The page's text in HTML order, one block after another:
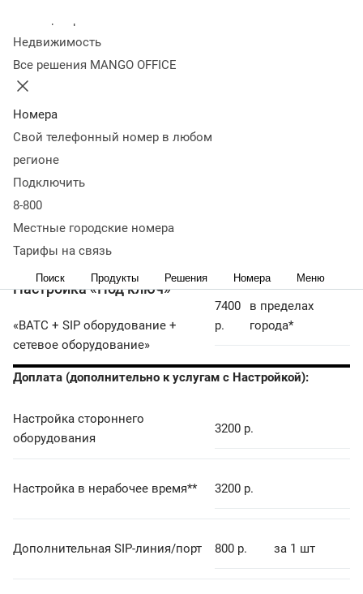
Недвижимость
Все решения MANGO OFFICE
Номера
Свой телефонный номер в любом
регионе
Подключить
8-800
Местные городские номера
Тарифы на связь
Поиск Продукты Решения Номера Меню
Настройка SIP оборудования ²
Настройка «Под ключ»
«ВАТС + SIP оборудование +
сетевое оборудование»
7400
р.
в пределах
города*
Доплата (дополнительно к услугам с Настройкой):
Настройка стороннего
оборудования
3200 р.
Настройка в нерабочее время** 3200 р.
Дополнительная SIP-линия/порт 800 р. за 1 шт